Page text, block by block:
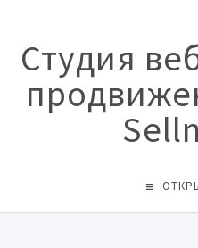
Студия